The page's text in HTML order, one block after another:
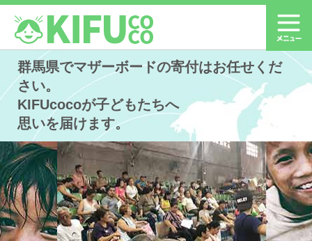
群馬県でマザーボードの寄付はお任せくだ
さい。
KIFUcocoが子どもたちへ
思いを届けます。